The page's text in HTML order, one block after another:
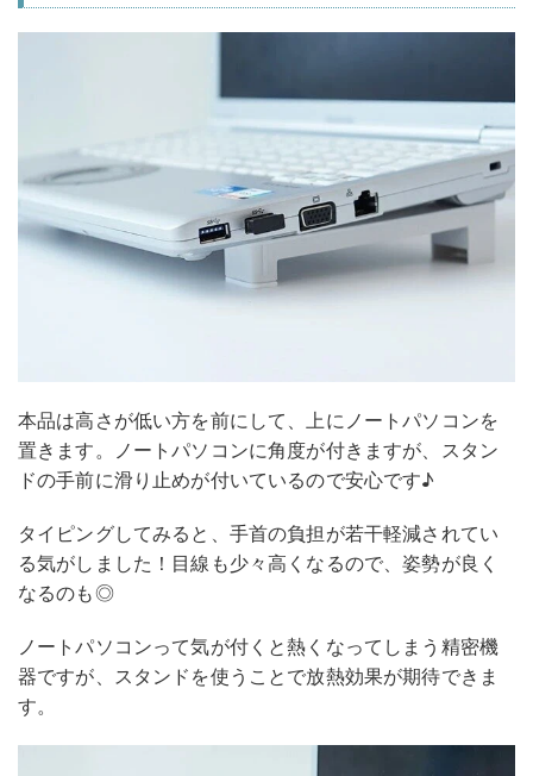
本品は高さが低い方を前にして、上にノートパソコンを
置きます。ノートパソコンに角度が付きますが、スタン
ドの手前に滑り止めが付いているので安心です♪
タイピングしてみると、手首の負担が若干軽減されてい
る気がしました！目線も少々高くなるので、姿勢が良く
なるのも◎
ノートパソコンって気が付くと熱くなってしまう精密機
器ですが、スタンドを使うことで放熱効果が期待できま
す。